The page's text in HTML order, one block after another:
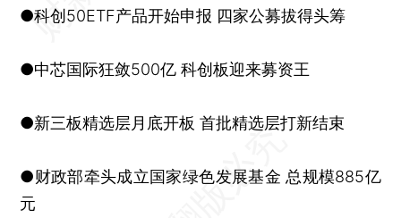
●科创50ETF产品开始申报 四家公募拔得头筹
●中芯国际狂敛500亿 科创板迎来募资王
●新三板精选层月底开板 首批精选层打新结束
●财政部牵头成立国家绿色发展基金 总规模885亿
元